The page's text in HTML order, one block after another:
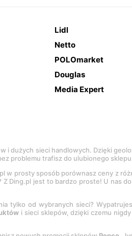
Lidl
Netto
POLOmarket
Douglas
Media Expert
i dużych sieci handlowych. Dzięki
problemu trafisz do ulubionego
w prosty sposób porównasz ceny z
Z Ding.pl jest to bardzo proste! U nas
tylko od wybranych sieci?
i sieci sklepów, dzięki czemu